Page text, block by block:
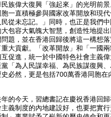
族偉大復興「強起來」的光明前景
一直積極參與國家改革開放和現
從未忘記。」同時，也正是我們
包容大氣魄大智慧，創造性地提
題，並在香港回歸後將這一構想
大貢獻。「改革開放」和「一國
促進，統一於中國特色社會主義
「為人民謀幸福、為民族謀復興
必然，更是包括700萬香港同胞在
今天，習總書記在慶祝香港回歸
義制度的內地建設好，也要把實